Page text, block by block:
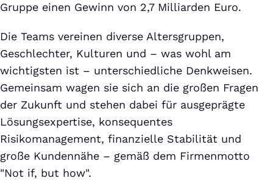
Gruppe einen Gewinn von 2,7 Milliarden Euro.
Die Teams vereinen diverse Altersgruppen,
Geschlechter, Kulturen und – was wohl am
wichtigsten ist – unterschiedliche Denkweisen.
Gemeinsam wagen sie sich an die großen Fragen
der Zukunft und stehen dabei für ausgeprägte
Lösungsexpertise, konsequentes
Risikomanagement, finanzielle Stabilität und
große Kundennähe – gemäß dem Firmenmotto
"Not if, but how".